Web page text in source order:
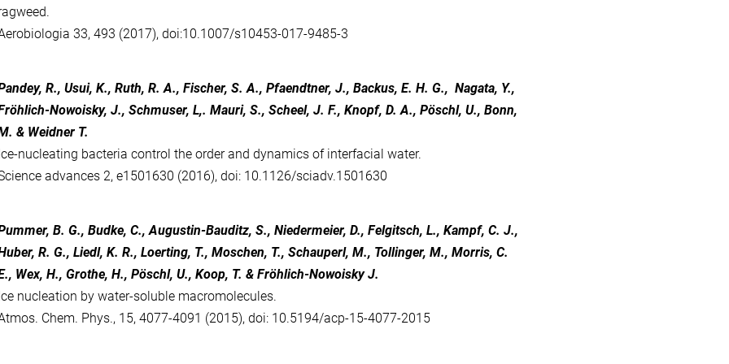
33, 493 (2017), doi:10.1007/s10453-017-9485-3
R., Usui, K., Ruth, R. A., Fischer, S. A., Pfaendtner, J., Backus, E. H. G., Nagata, Y.,
Nowoisky, J., Schmuser, L,. Mauri, S., Scheel, J. F., Knopf, D. A., Pöschl, U., Bonn,
& Weidner T.
nucleating bacteria control the order and dynamics of interfacial water.
advances 2, e1501630 (2016), doi: 10.1126/sciadv.1501630
B. G., Budke, C., Augustin-Bauditz, S., Niedermeier, D., Felgitsch, L., Kampf, C. J.,
R. G., Liedl, K. R., Loerting, T., Moschen, T., Schauperl, M., Tollinger, M., Morris, C.
Wex, H., Grothe, H., Pöschl, U., Koop, T. & Fröhlich-Nowoisky J.
nucleation by water-soluble macromolecules.
Chem. Phys., 15, 4077-4091 (2015), doi: 10.5194/acp-15-4077-2015